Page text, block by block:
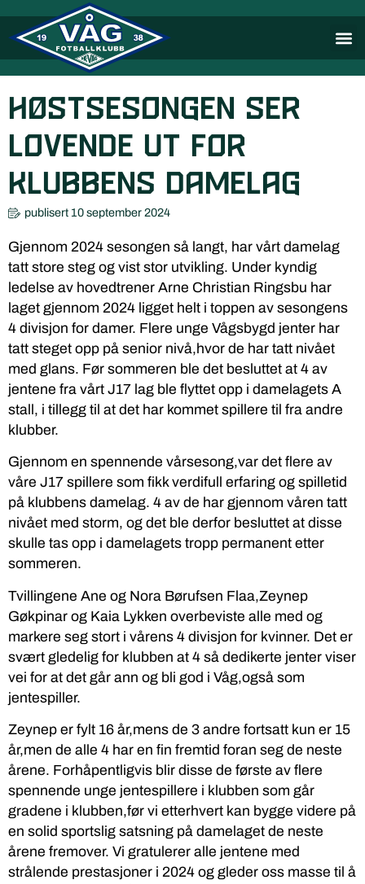
Høstsesongen ser
lovende ut for
klubbens Damelag
publisert 10 september 2024
Gjennom 2024 sesongen så langt, har vårt damelag
tatt store steg og vist stor utvikling. Under kyndig
ledelse av hovedtrener Arne Christian Ringsbu har
laget gjennom 2024 ligget helt i toppen av sesongens
4 divisjon for damer. Flere unge Vågsbygd jenter har
tatt steget opp på senior nivå,hvor de har tatt nivået
med glans. Før sommeren ble det besluttet at 4 av
jentene fra vårt J17 lag ble flyttet opp i damelagets A
stall, i tillegg til at det har kommet spillere til fra andre
klubber.
Gjennom en spennende vårsesong,var det flere av
våre J17 spillere som fikk verdifull erfaring og spilletid
på klubbens damelag. 4 av de har gjennom våren tatt
nivået med storm, og det ble derfor besluttet at disse
skulle tas opp i damelagets tropp permanent etter
sommeren.
Tvillingene Ane og Nora Børufsen Flaa,Zeynep
Gøkpinar og Kaia Lykken overbeviste alle med og
markere seg stort i vårens 4 divisjon for kvinner. Det er
svært gledelig for klubben at 4 så dedikerte jenter viser
vei for at det går ann og bli god i Våg,også som
jentespiller.
Zeynep er fylt 16 år,mens de 3 andre fortsatt kun er 15
år,men de alle 4 har en fin fremtid foran seg de neste
årene. Forhåpentligvis blir disse de første av flere
spennende unge jentespillere i klubben som går
gradene i klubben,før vi etterhvert kan bygge videre på
en solid sportslig satsning på damelaget de neste
årene fremover. Vi gratulerer alle jentene med
strålende prestasjoner i 2024 og gleder oss masse til å